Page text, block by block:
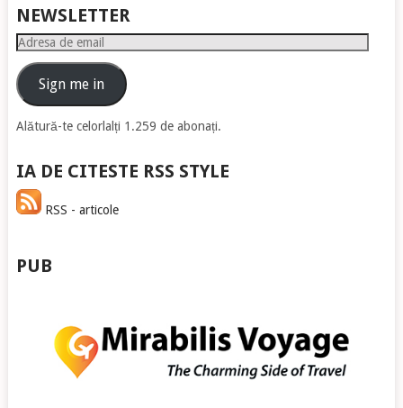
NEWSLETTER
Adresa
emailSign me in
Alătură-te celorlalți 1.259 de abonați.
IA DE CITESTE RSS STYLE
RSS - articole
PUB